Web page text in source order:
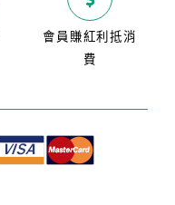
會員賺紅利抵消
費